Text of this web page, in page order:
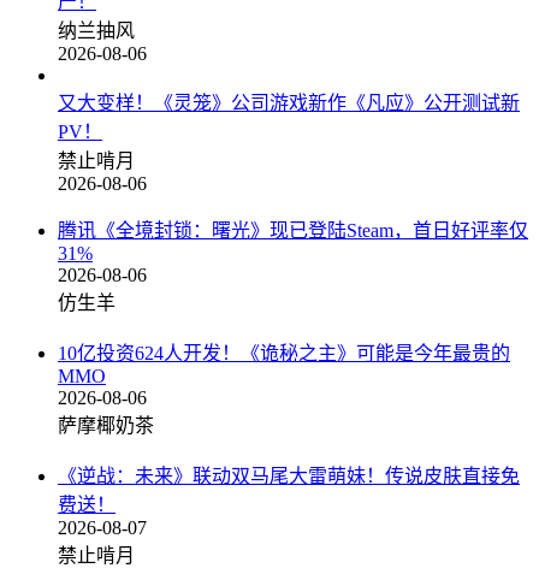
纳兰抽风
2026-08-06
又大变样！《灵笼》公司游戏新作《凡应》公开测试新
PV！
禁止啃月
2026-08-06
腾讯《全境封锁：曙光》现已登陆Steam，首日好评率仅
31%
2026-08-06
仿生羊
10亿投资624人开发！《诡秘之主》可能是今年最贵的
MMO
2026-08-06
萨摩椰奶茶
《逆战：未来》联动双马尾大雷萌妹！传说皮肤直接免
费送！
2026-08-07
禁止啃月